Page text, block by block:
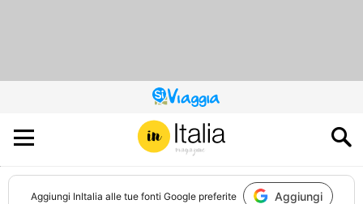
QUESTO
SITO
CONTRIBUISCE
ALL’AUDIENCE
DI
Aggiungi InItalia alle tue fonti Google preferite Aggiungi